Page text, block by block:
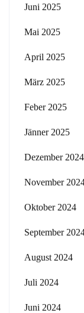
Juni 2025
Mai 2025
April 2025
März 2025
Feber 2025
Jänner 2025
Dezember 2024
November
Oktober 2024
September
August 2024
Juli 2024
Juni 2024